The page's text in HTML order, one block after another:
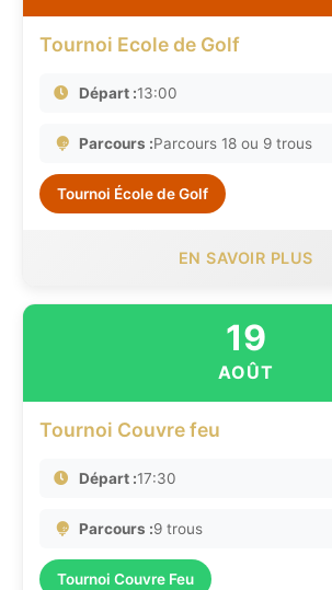
Tournoi Ecole de Golf
Départ :13:00
Parcours :Parcours 18 ou 9 trous
Tournoi École de Golf
EN SAVOIR PLUS
19
AOÛT
Tournoi Couvre feu
Départ :17:30
Parcours :9 trous
Tournoi Couvre Feu